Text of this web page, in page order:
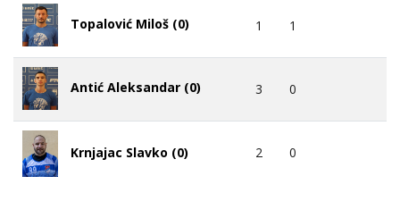
Topalović Miloš (0) 1 1
Antić Aleksandar (0) 3 0
Krnjajac Slavko (0) 2 0